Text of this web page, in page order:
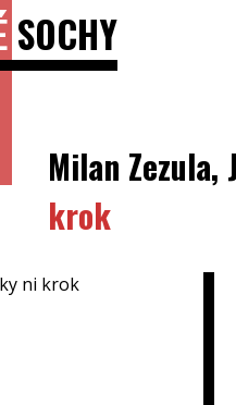
SOCHY
Milan Zezula,
krok
ni krok